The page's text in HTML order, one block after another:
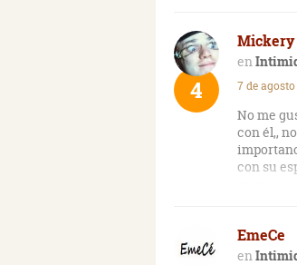
Solo
Mickery
4 7 de agosto
No me
con él,,
con su
manera
EmeCe